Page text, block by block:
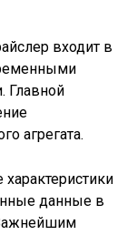
входит в
Главной
агрегата.
данные в